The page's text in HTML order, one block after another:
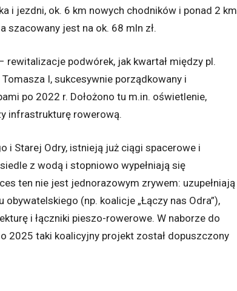
i jezdni, ok. 6 km nowych chodników i ponad 2 km
jest na ok. 68 mln zł.
rewitalizacje podwórek, jak kwartał między pl.
I, sukcesywnie porządkowany i
po 2022 r. Dołożono tu m.in. oświetlenie,
infrastrukturę rowerową.
i Starej Odry, istnieją już ciągi spacerowe i
z wodą i stopniowo wypełniają się
ten nie jest jednorazowym zrywem: uzupełniają
(np. koalicje „Łączy nas Odra”),
i łączniki pieszo-rowerowe. W naborze do
2025 taki koalicyjny projekt został dopuszczony